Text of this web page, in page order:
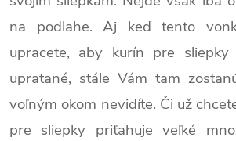
na podlahe. Aj keď tento
upracete, aby kurín pre
upratané, stále Vám tam
voľným okom nevidíte. Či už
pre sliepky priťahuje veľké